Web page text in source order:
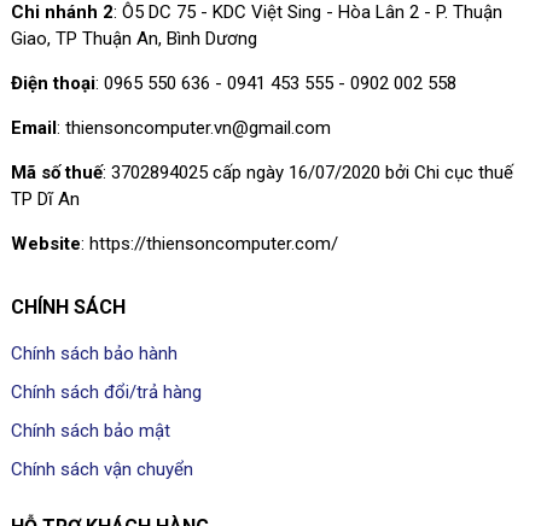
Chi nhánh 2: Ô5 DC 75 - KDC Việt Sing - Hòa Lân 2 - P. Thuận
Giao, TP Thuận An, Bình Dương
Điện thoại: 0965 550 636 - 0941 453 555 - 0902 002 558
Email: thiensoncomputer.vn@gmail.com
Mã số thuế: 3702894025 cấp ngày 16/07/2020 bởi Chi cục thuế
TP Dĩ An
Website: https://thiensoncomputer.com/
CHÍNH SÁCH
Chính sách bảo hành
Chính sách đổi/trả hàng
Chính sách bảo mật
Chính sách vận chuyển